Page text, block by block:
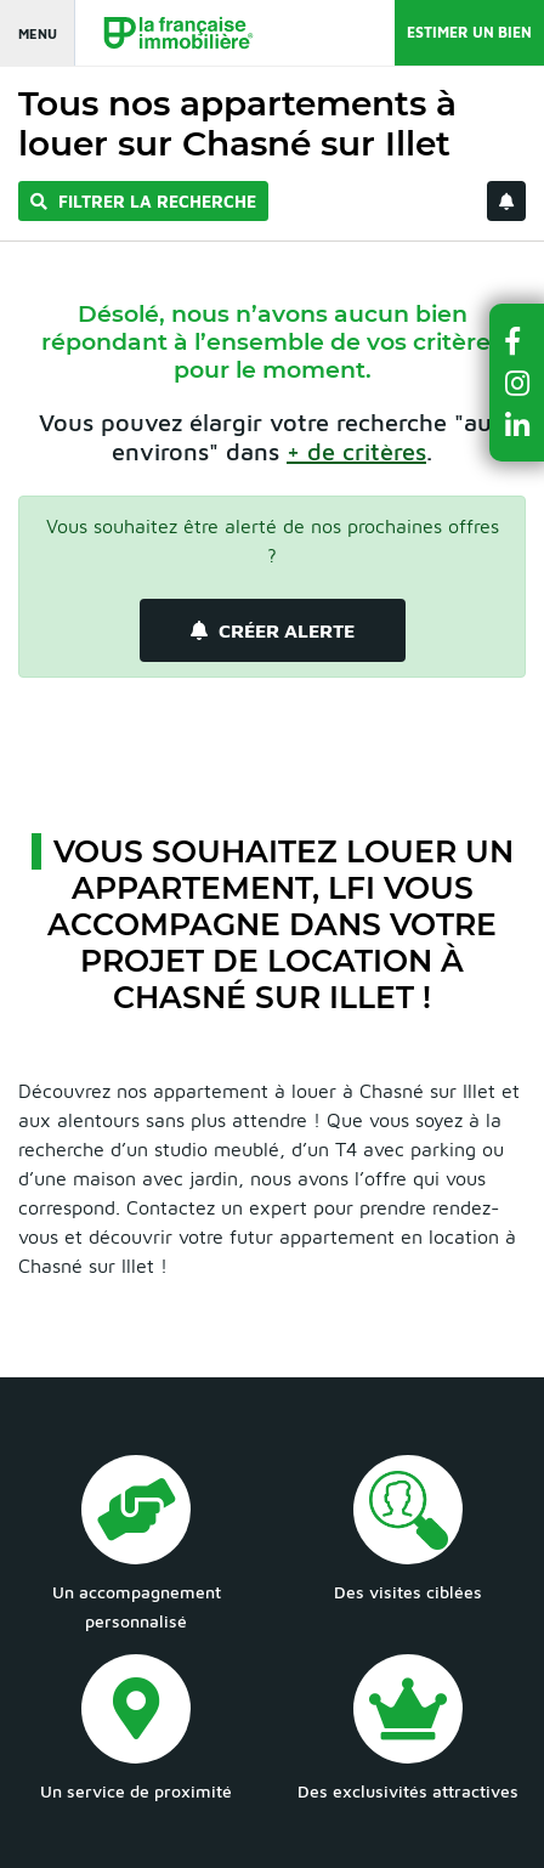
MENU ESTIMER UN BIEN
Tous nos appartements à
louer sur Chasné sur Illet
FILTRER LA RECHERCHE
Désolé, nous n’avons aucun bien
répondant à l’ensemble de vos critères
pour le moment.
Vous pouvez élargir votre recherche "aux
environs" dans + de critères.
Vous souhaitez être alerté de nos prochaines offres
?
CRÉER ALERTE
VOUS SOUHAITEZ LOUER UN
APPARTEMENT, LFI VOUS
ACCOMPAGNE DANS VOTRE
PROJET DE LOCATION À
CHASNÉ SUR ILLET !
Découvrez nos appartement à louer à Chasné sur Illet et
aux alentours sans plus attendre ! Que vous soyez à la
recherche d’un studio meublé, d’un T4 avec parking ou
d’une maison avec jardin, nous avons l’offre qui vous
correspond. Contactez un expert pour prendre rendez-
vous et découvrir votre futur appartement en location à
Chasné sur Illet !
Un accompagnement
personnalisé
Des visites ciblées
Un service de proximité Des exclusivités attractives